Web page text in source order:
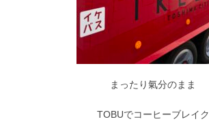
まったり氣分のまま
TOBUでコーヒーブレイク